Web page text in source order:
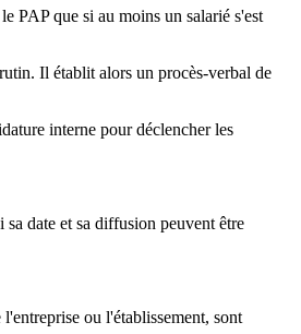
PAP que si au moins un salarié s'est
Il établit alors un procès-verbal de
interne pour déclencher les
date et sa diffusion peuvent être
ou l'établissement, sont